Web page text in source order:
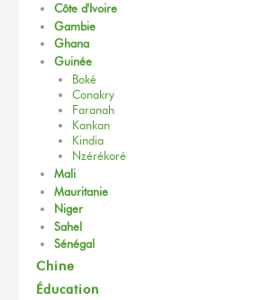
Côte d'Ivoire
Gambie
Ghana
Guinée
Boké
Conakry
Faranah
Kankan
Kindia
Nzérékoré
Mali
Mauritanie
Niger
Sahel
Sénégal
Chine
Éducation